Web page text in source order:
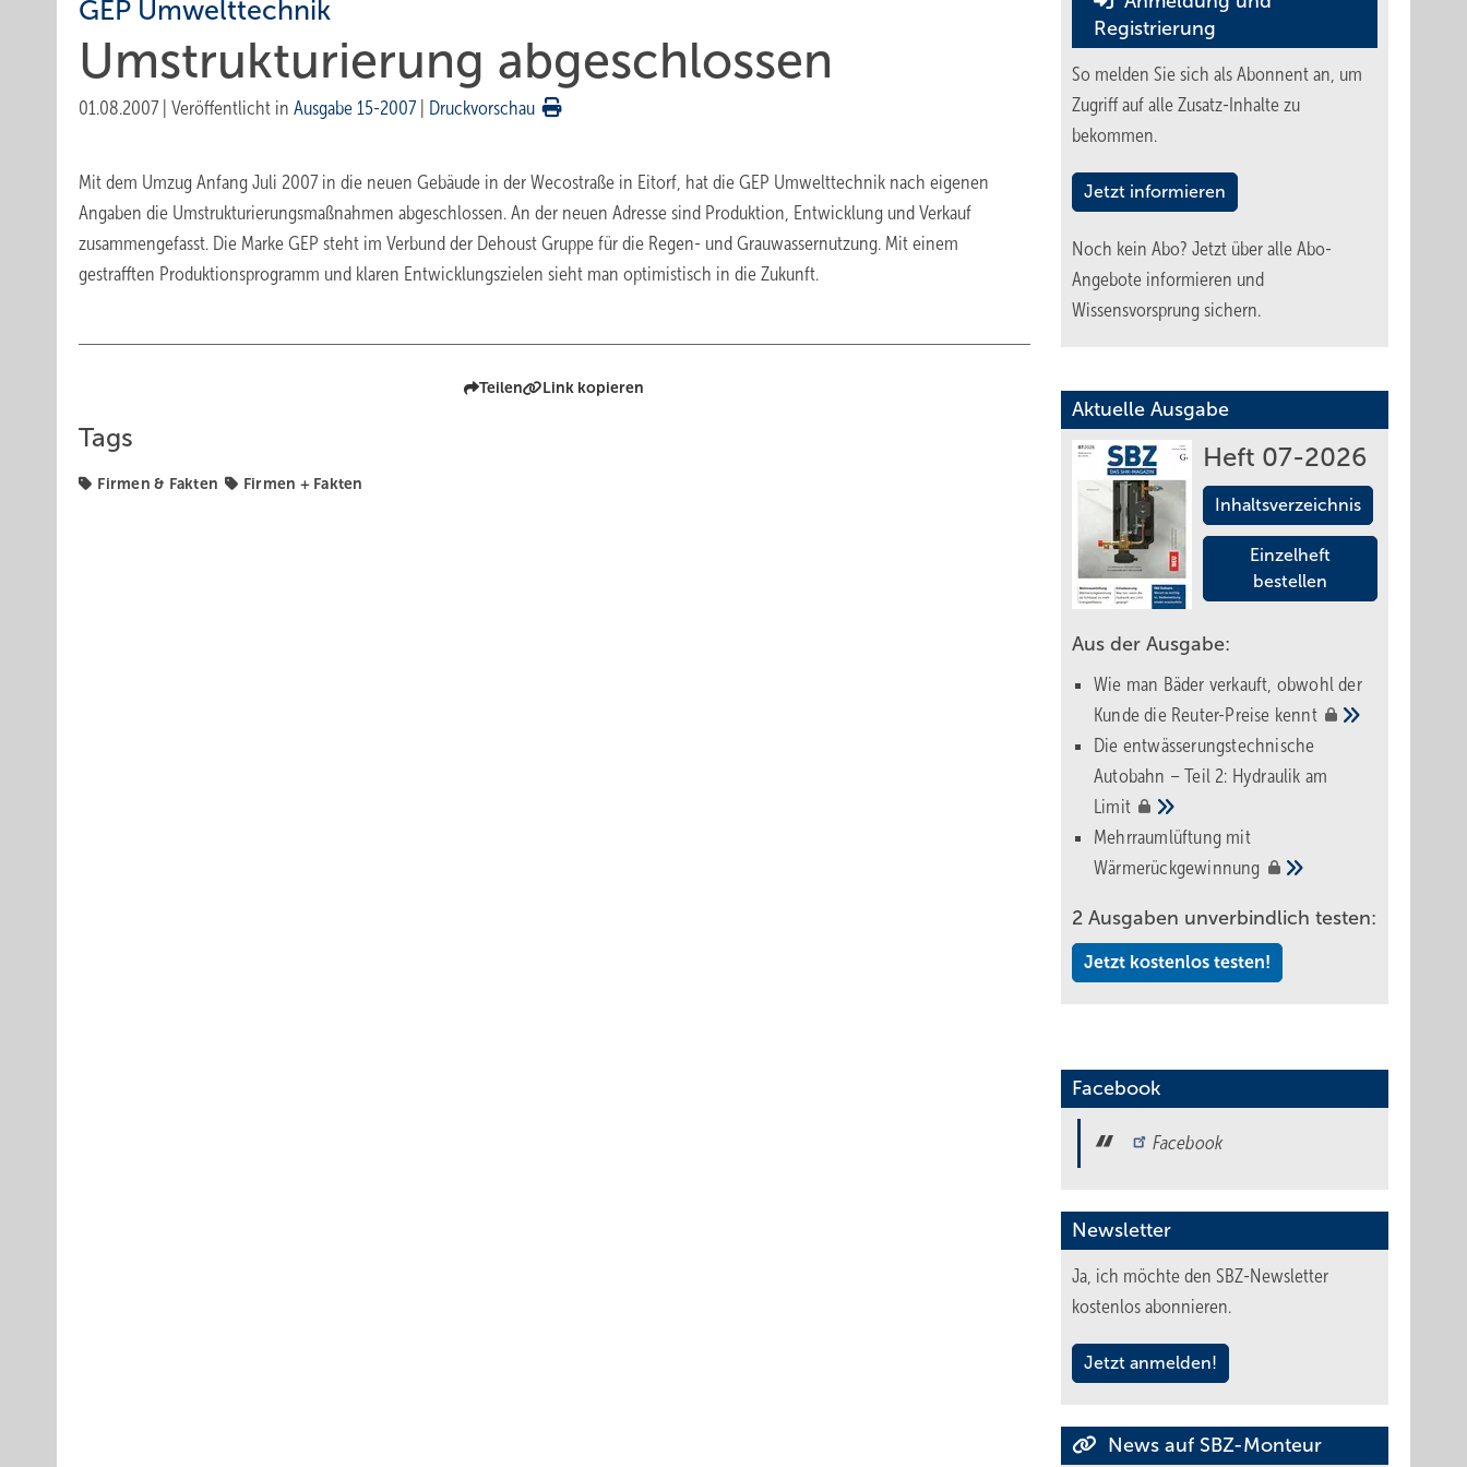
GEP Umwelttechnik
Umstrukturierung ­abgeschlossen
01.08.2007 Veröffentlicht in Ausgabe 15-2007 Druckvorschau
Mit dem Umzug Anfang Juli 2007 in die neuen Gebäude in der Wecostraße in Eitorf, hat die GEP Umwelttechnik nach eigenen
Angaben die Umstrukturierungsmaßnahmen abgeschlossen. An der neuen Adresse sind Produktion, Entwicklung und Verkauf
zusammengefasst. Die Marke GEP steht im Verbund der Dehoust Gruppe für die Regen- und Grauwassernutzung. Mit einem
gestrafften Produktionsprogramm und klaren Entwicklungszielen sieht man optimistisch in die Zukunft.
Teilen Link kopieren
Tags
Firmen & Fakten Firmen + Fakten
Registrierung
So melden Sie sich als Abonnent an, um
Zugriff auf alle Zusatz-Inhalte zu
bekommen.
Jetzt informieren
Noch kein Abo? Jetzt über alle Abo-
Angebote informieren und
Wissensvorsprung sichern.
Aktuelle Ausgabe
Heft 07-2026
Inhaltsverzeichnis
Einzelheft
bestellen
Aus der Ausgabe:
Wie man Bäder verkauft, obwohl der
Kunde die Reuter-Preise kennt
Die entwässerungstechnische
Autobahn – Teil 2: Hydraulik am
Limit
Mehrraumlüftung mit
Wärmerückgewinnung
2 Ausgaben unverbindlich testen:
Jetzt kostenlos testen!
Facebook
Facebook
Newsletter
Ja, ich möchte den SBZ-Newsletter
kostenlos abonnieren.
Jetzt anmelden!
News auf SBZ-Monteur